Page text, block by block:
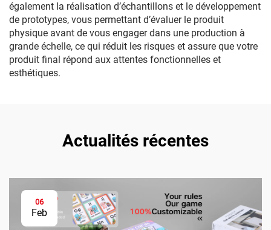
également la réalisation d’échantillons et le développement
de prototypes, vous permettant d’évaluer le produit
physique avant de vous engager dans une production à
grande échelle, ce qui réduit les risques et assure que votre
produit final répond aux attentes fonctionnelles et
esthétiques.
Actualités récentes
06
Feb